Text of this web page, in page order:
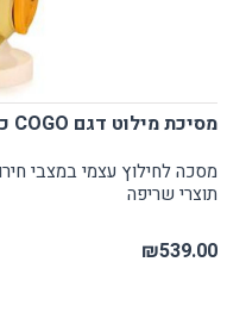
מסיכת מילוט דגם COGO כולל נרתיק מותאם
מסכה לחילוץ עצמי במצבי
תוצרי שריפה
₪539.00